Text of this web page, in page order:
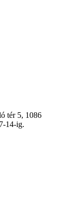
tér 5, 1086
14-ig.